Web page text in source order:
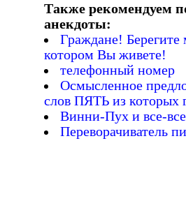
Также рекомендуем
анекдоты:
Граждане!
котором Вы живете!
телефонный номер
Осмысленное
слов ПЯТЬ из которых
Винни-Пух и все-
Переворачиватель